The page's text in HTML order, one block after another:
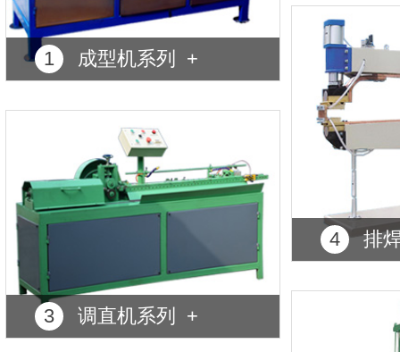
1 成型机系列 +
3 调直机系列 +
4 排